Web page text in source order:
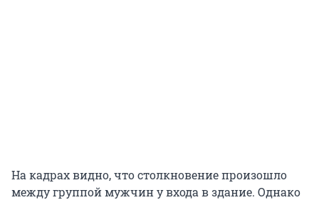
На кадрах видно, что столкновение произошло
между группой мужчин у входа в здание. Однако